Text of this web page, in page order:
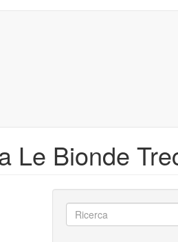
Le Bionde
Ricerca
Ricerca